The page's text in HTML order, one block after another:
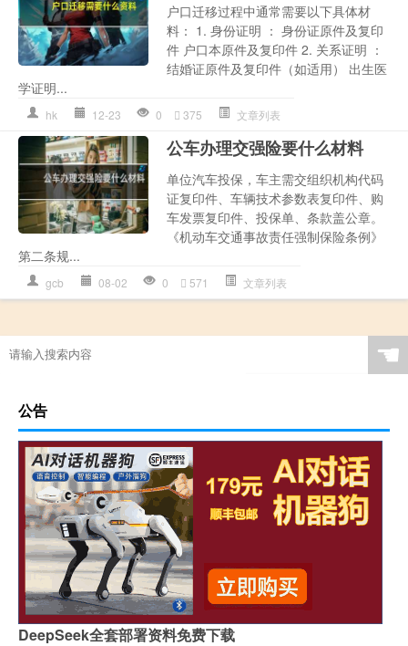
户口迁移过程中通常需要以下具体材
料： 1. 身份证明 ： 身份证原件及复印
件 户口本原件及复印件 2. 关系证明 ：
结婚证原件及复印件（如适用） 出生医
学证明...
hk 12-23 0 375 文章列表
公车办理交强险要什么材料
单位汽车投保，车主需交组织机构代码
证复印件、车辆技术参数表复印件、购
车发票复印件、投保单、条款盖公章。
《机动车交通事故责任强制保险条例》
第二条规...
gcb 08-02 0 571 文章列表
☚
公告
DeepSeek全套部署资料免费下载